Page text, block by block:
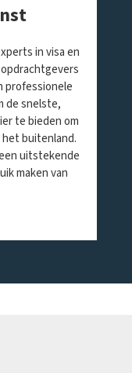
in visa en
professionele
de snelste,
te bieden om
buitenland.
uitstekende
maken van